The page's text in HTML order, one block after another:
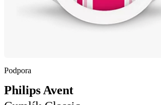
Podpora
Philips Avent